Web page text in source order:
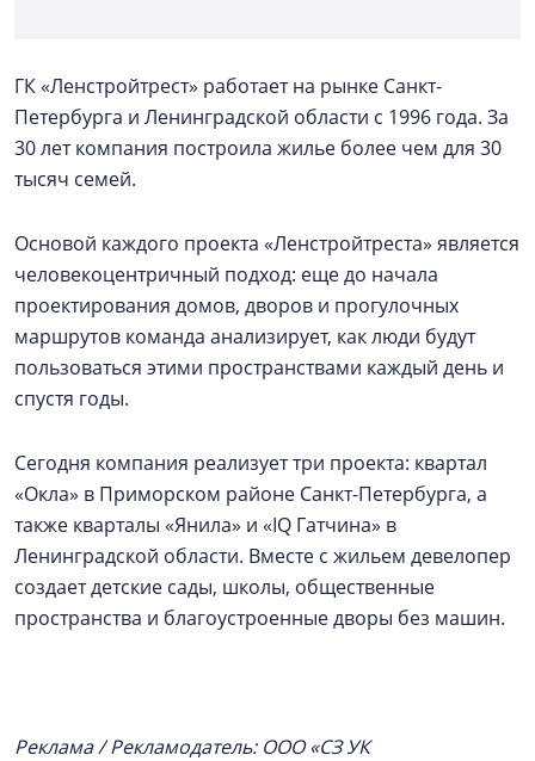
ГК «Ленстройтрест» работает на рынке Санкт-
Петербурга и Ленинградской области с 1996 года. За
30 лет компания построила жилье более чем для 30
тысяч семей.
Основой каждого проекта «Ленстройтреста» является
человекоцентричный подход: еще до начала
проектирования домов, дворов и прогулочных
маршрутов команда анализирует, как люди будут
пользоваться этими пространствами каждый день и
спустя годы.
Сегодня компания реализует три проекта: квартал
«Окла» в Приморском районе Санкт-Петербурга, а
также кварталы «Янила» и «IQ Гатчина» в
Ленинградской области. Вместе с жильем девелопер
создает детские сады, школы, общественные
пространства и благоустроенные дворы без машин.
Реклама / Рекламодатель: ООО «СЗ УК